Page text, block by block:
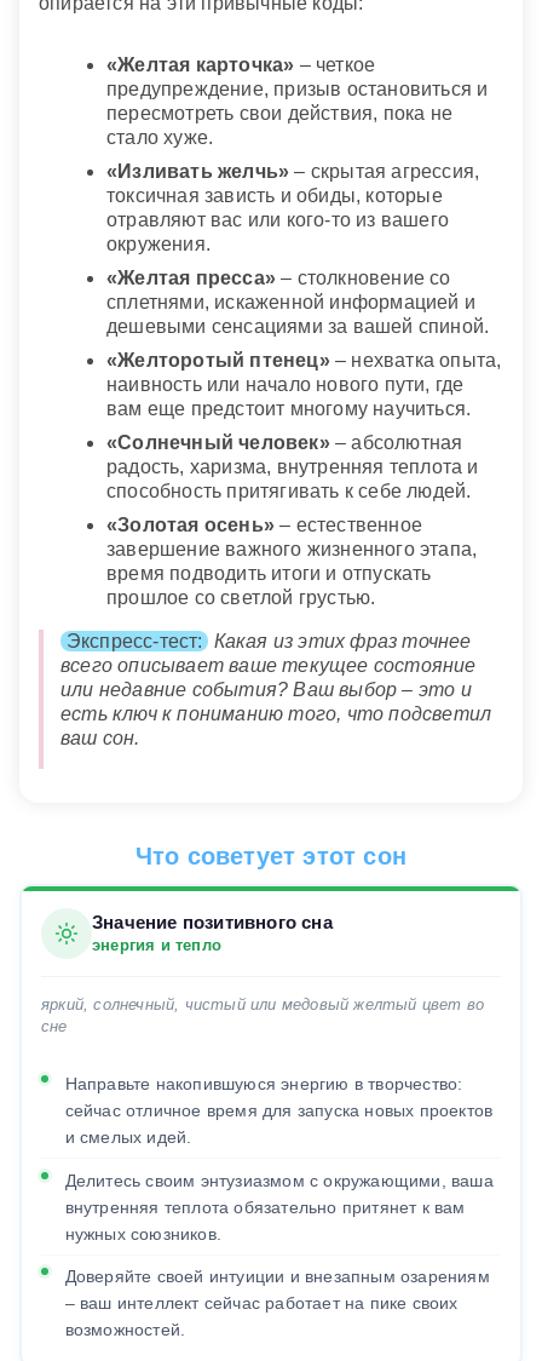
«Желтая карточка» – четкое
предупреждение, призыв остановиться и
пересмотреть свои действия, пока не
стало хуже.
«Изливать желчь» – скрытая агрессия,
токсичная зависть и обиды, которые
отравляют вас или кого-то из вашего
окружения.
«Желтая пресса» – столкновение со
сплетнями, искаженной информацией и
дешевыми сенсациями за вашей спиной.
«Желторотый птенец»– нехватка опыта,
наивность или начало нового пути, где
вам еще предстоит многому научиться.
«Солнечный человек»– абсолютная
радость, харизма, внутренняя теплота и
способность притягивать к себе людей.
«Золотая осень» – естественное
завершение важного жизненного этапа,
время подводить итоги и отпускать
прошлое со светлой грустью.
Экспресс-тест:
Какая из этих фраз точнее
всего описывает ваше текущее состояние
или недавние события? Ваш выбор – это и
есть ключ к пониманию того, что подсветил
ваш сон.
Что советует этот сон
Значение позитивного сна
энергия и тепло
яркий, солнечный, чистый или медовый желтый цвет во
сне
Направьте накопившуюся энергию в творчество:
сейчас отличное время для запуска новых проектов
и смелых идей.
Делитесь своим энтузиазмом с окружающими, ваша
внутренняя теплота обязательно притянет к вам
нужных союзников.
Доверяйте своей интуиции и внезапным озарениям
– ваш интеллект сейчас работает на пике своих
возможностей.